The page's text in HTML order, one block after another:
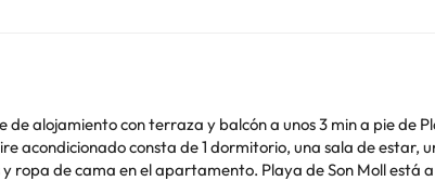
alojamiento con terraza y balcón a unos 3 min a pie
está a 5 min a pie del alojamiento, y Cala Gat está a 1,5 km.